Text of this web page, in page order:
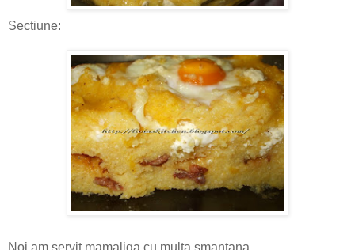
Sectiune:
Noi am servit mamaliga cu multa smantana...